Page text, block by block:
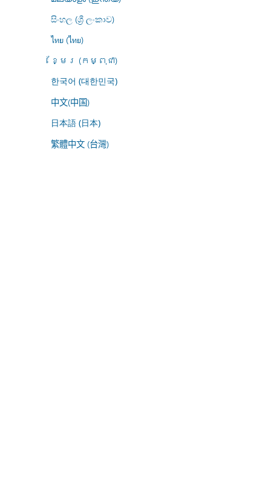
සිංහල (ශ්‍රී ලංකාව)
ไทย (ไทย)
ខ្មែរ (កម្ពុជា)
한국어 (대한민국)
中文(中国)
日本語 (日本)
繁體中文 (台灣)